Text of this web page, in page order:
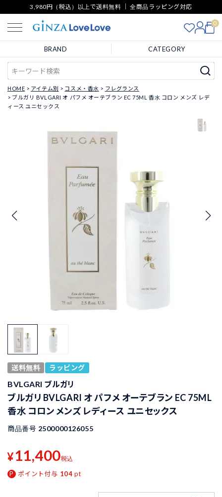
3,980円（税込）以上で送料無料 ｜ 全商品ラッピング対応
0
BRAND CATEGORY
HOME アイテム別 コスメ・香水
フレグランス
ブルガリ BVLGARI オ パフメ オーテブラン EC 75ML 香水 コロン メンズ レデ
ィース ユニセックス
送料無料 ラッピング
BVLGARI ブルガリ
ブルガリ BVLGARI オ パフメ オーテブラン EC 75ML
香水 コロン メンズ レディース ユニセックス
商品番号 2500000126055
¥11,400税込
ポイント付与 104 pt